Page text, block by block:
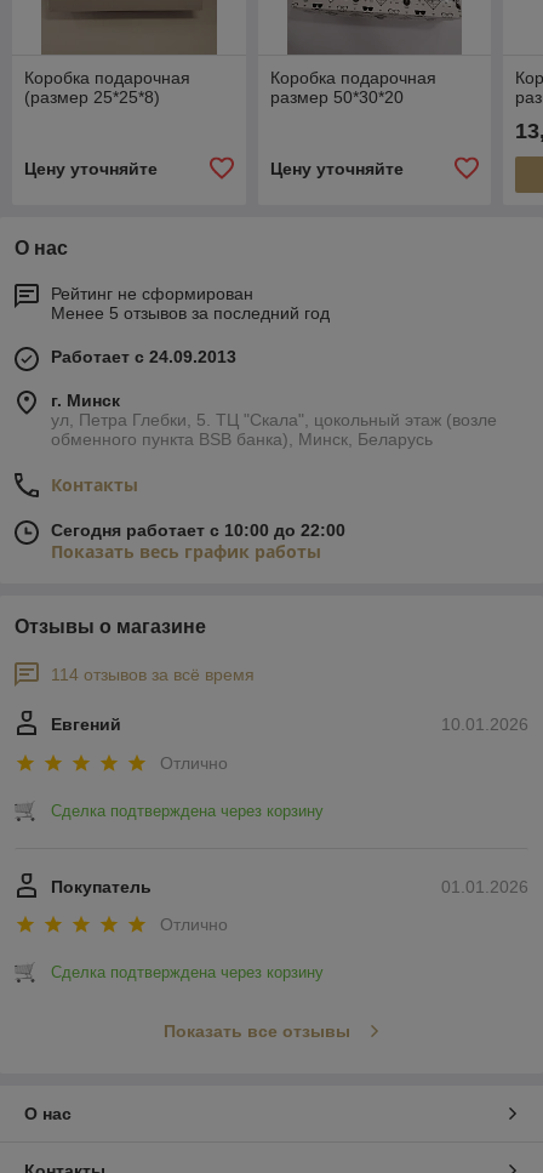
Коробка подарочная
(размер 25*25*8)
Цену уточняйте
Коробка подарочная
размер 50*30*20
Цену уточняйте
О нас
Рейтинг не сформирован
Менее 5 отзывов за последний год
Работает с 24.09.2013
г. Минск
ул, Петра Глебки, 5. ТЦ "Скала", цокольный этаж (возле
обменного пункта BSB банка), Минск, Беларусь
Контакты
Сегодня работает с 10:00 до 22:00
Показать весь график работы
Отзывы о магазине
114 отзывов за всё время
10.01.2026
Евгений
Отлично
Сделка подтверждена через корзину
01.01.2026
Покупатель
Отлично
Сделка подтверждена через корзину
Показать все отзывы
О нас